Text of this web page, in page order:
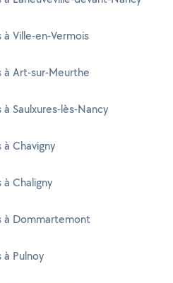
Ville-en-Vermois
à Art-sur-Meurthe
Saulxures-lès-Nancy
Chavigny
Chaligny
à Dommartemont
Pulnoy